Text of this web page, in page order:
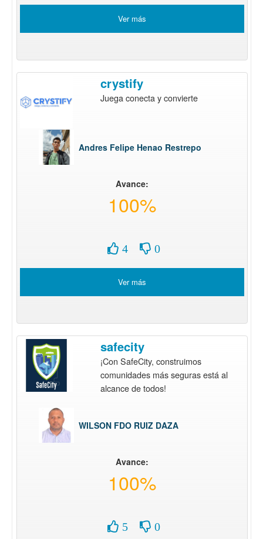
Ver más
crystify
Juega conecta y convierte
Andres Felipe Henao Restrepo
Avance:
100%
4 0
Ver más
safecity
¡Con SafeCity, construimos
comunidades más seguras está al
alcance de todos!
WILSON FDO RUIZ DAZA
Avance:
100%
5 0